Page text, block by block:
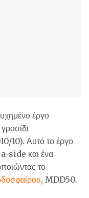
έργο
10). Αυτό το έργο
side και ένα
το
, MDD50.